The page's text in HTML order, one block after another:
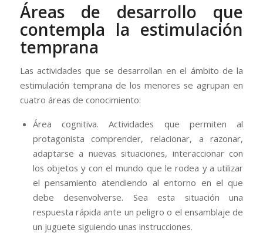
Áreas de desarrollo que
contempla la estimulación
temprana
Las actividades que se desarrollan en el ámbito de la
estimulación temprana de los menores se agrupan en
cuatro áreas de conocimiento:
Área cognitiva. Actividades que permiten al
protagonista comprender, relacionar, a razonar,
adaptarse a nuevas situaciones, interaccionar con
los objetos y con el mundo que le rodea y a utilizar
el pensamiento atendiendo al entorno en el que
debe desenvolverse. Sea esta situación una
respuesta rápida ante un peligro o el ensamblaje de
un juguete siguiendo unas instrucciones.